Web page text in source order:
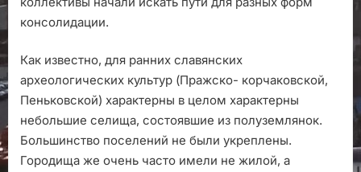
консолидации.
Как известно, для ранних славянских
археологических культур (Пражско- корчаковской,
Пеньковской) характерны в целом характерны
небольшие селища, состоявшие из полуземлянок.
Большинство поселений не были укреплены.
Городища же очень часто имели не жилой, а